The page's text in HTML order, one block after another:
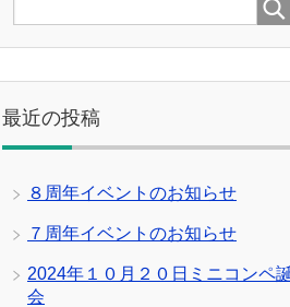
最近の投稿
８周年イベントのお知らせ
７周年イベントのお知らせ
2024年１０月２０日ミニコンペ
会